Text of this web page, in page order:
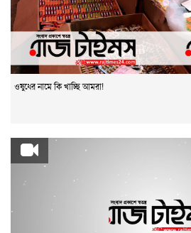
ওষুধের নামে কি খাচ্ছি আমরা!